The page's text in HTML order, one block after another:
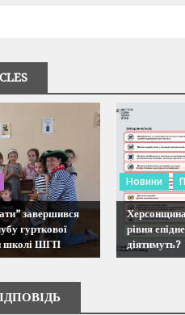
завершився
гурткової
школі ШГП
Новини
рівня
діятимуть?